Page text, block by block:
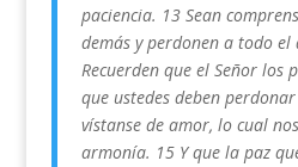
paciencia. 13 Sean
demás y perdonen a todo el
Recuerden que el Señor los
que ustedes deben
vístanse de amor, lo cual
armonía. 15 Y que la paz